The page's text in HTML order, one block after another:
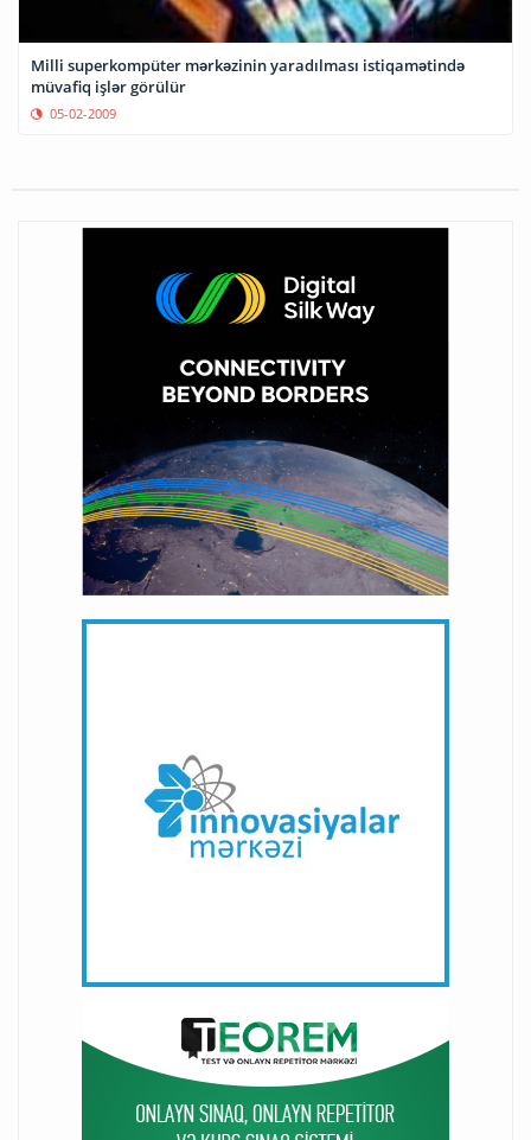
Milli superkompüter mərkəzinin yaradılması istiqamətində
müvafiq işlər görülür
05-02-2009